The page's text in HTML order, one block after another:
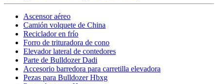
Ascensor aéreo
Camión volquete de China
Reciclador en frío
Forro de trituradora de cono
Elevador lateral de contedores
Parte de Bulldozer Dadi
Accesorio barredora para carretilla elevadora
Pezas para Bulldozer Hbxg